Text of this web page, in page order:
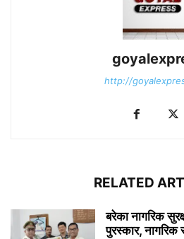
http://
RELATED
बरेका नागरिक
पुरस्कार, नागरिक